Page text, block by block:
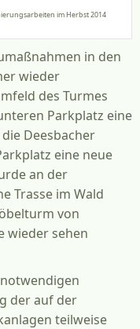
im Herbst 2014
in den
wieder
des Turmes
Parkplatz eine
Deesbacher
eine neue
an der
Trasse im Wald
von
wieder sehen
der auf der
teilweise